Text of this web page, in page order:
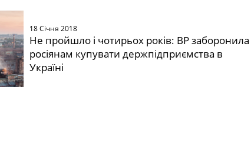
18 Січня 2018
Не пройшло і чотирьох років: ВР заборонила
росіянам купувати держпідприємства в
Україні